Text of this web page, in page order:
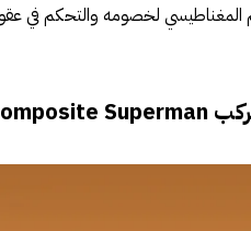
المغناطيسي لخصومه والتحكم في
Superman